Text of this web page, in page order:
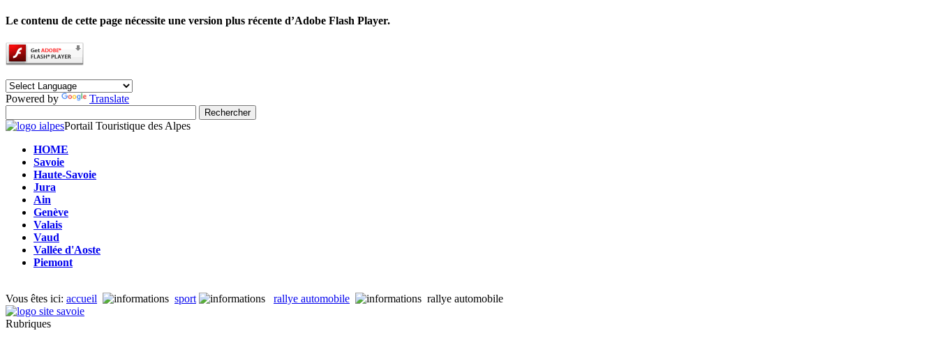
Le contenu de cette page nécessite une version plus récente d’Adobe Flash Player.
Powered by Translate
Portail Touristique des Alpes
HOME
Savoie
Haute-Savoie
Jura
Ain
Genève
Valais
Vaud
Vallée d'Aoste
Piemont
Vous êtes ici: accueil sport rallye automobile rallye automobile
Rubriques